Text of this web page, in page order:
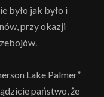
było jak było i
przy okazji
Lake Palmer”
państwo, że